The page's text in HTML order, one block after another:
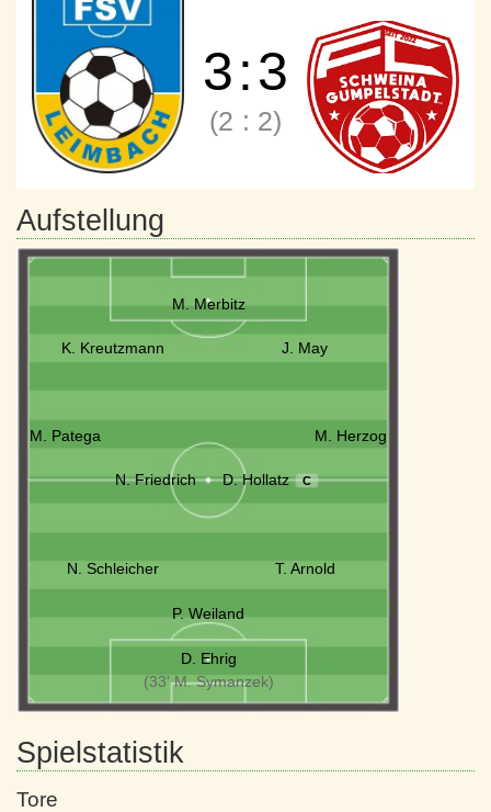
3:3
(2 : 2)
Aufstellung
M. Merbitz
K. Kreutzmann J. May
M. Patega M. Herzog
N. Friedrich D. Hollatz C
N. Schleicher T. Arnold
P. Weiland
D. Ehrig
(33' M. Symanzek)
Spielstatistik
Tore